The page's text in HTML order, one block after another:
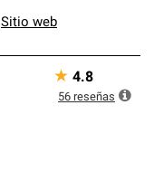
Sitio web
★ 4.8
56 reseñas